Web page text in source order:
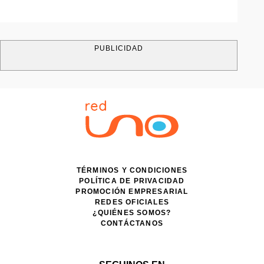
PUBLICIDAD
TÉRMINOS Y CONDICIONES
POLÍTICA DE PRIVACIDAD
PROMOCIÓN EMPRESARIAL
REDES OFICIALES
¿QUIÉNES SOMOS?
CONTÁCTANOS